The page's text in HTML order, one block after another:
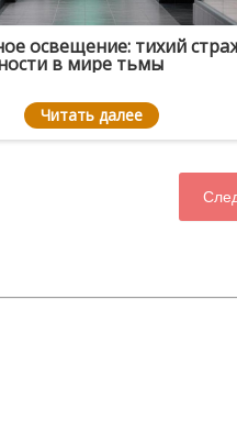
освещение: тихий
в мире тьмы
Читать далее